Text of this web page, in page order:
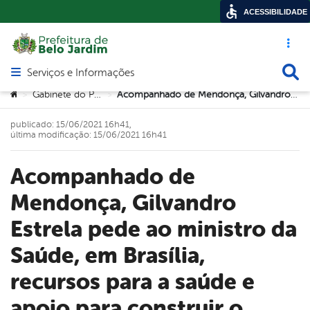
Acesso
Abrir menu principal de navegação
Serviços e Informações
Você está aqui:
> Gabinete do Prefeito > Acompanhado de Mendonça, Gilvandro Estrela pede ao ministro da Saúde, em Brasília, recursos para a saúde e apoio para construir o novo hospital em Belo Jardim
Acompanhado de
Mendonça, Gilvandro
Estrela pede ao ministro da
Saúde, em Brasília,
recursos para a saúde e
publicado: 15/06/2021 16h41,
última modificação: 15/06/2021 16h41
ACESSIBILIDADE